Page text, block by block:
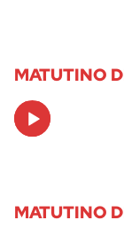
MATUTINO
Audio
Player
MATUTINO